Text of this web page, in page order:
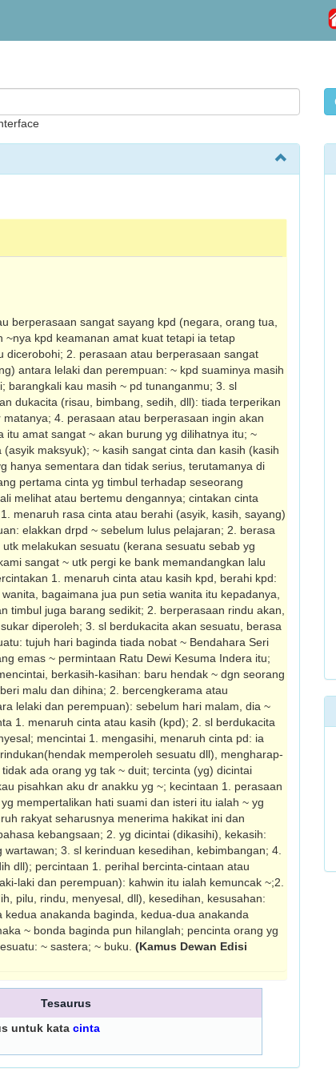
berperasaan sangat sayang kpd (negara, orang tua,
~nya kpd keamanan amat kuat tetapi ia tetap
dicerobohi; 2. perasaan atau berperasaan sangat
antara lelaki dan perempuan: ~ kpd suaminya masih
barangkali kau masih ~ pd tunanganmu; 3. sl
dukacita (risau, bimbang, sedih, dll): tiada terperikan
4. perasaan atau berperasaan ingin akan
itu amat sangat ~ akan burung yg dilihatnya itu; ~
maksyuk); ~ kasih sangat cinta dan kasih (kasih
hanya sementara dan tidak serius, terutamanya di
pertama cinta yg timbul terhadap seseorang
melihat atau bertemu dengannya; cintakan cinta
menaruh rasa cinta atau berahi (asyik, kasih, sayang)
elakkan drpd ~ sebelum lulus pelajaran; 2. berasa
melakukan sesuatu (kerana sesuatu sebab yg
sangat ~ utk pergi ke bank memandangkan lalu
1. menaruh cinta atau kasih kpd, berahi kpd:
bagaimana jua pun setia wanita itu kepadanya,
timbul juga barang sedikit; 2. berperasaan rindu akan,
diperoleh; 3. sl berdukacita akan sesuatu, berasa
tujuh hari baginda tiada nobat ~ Bendahara Seri
emas ~ permintaan Ratu Dewi Kesuma Indera itu;
berkasih-­kasihan: baru hendak ~ dgn seorang
malu dan dihina; 2. bercengkerama atau
lelaki dan perempuan): sebelum hari malam, dia ~
1. menaruh cinta atau kasih (kpd); 2. sl berdukacita
mencintai 1. mengasihi, menaruh cinta pd: ia
memperoleh sesuatu dll), mengharap­
ada orang yg tak ~ duit; tercinta (yg) dicintai
pisahkan aku dr anakku yg ~; kecintaan 1. perasaan
mempertalikan hati suami dan isteri itu ialah ~ yg
rakyat seharusnya menerima hakikat ini dan
kebangsaan; 2. yg dicintai (dikasihi), kekasih:
3. sl kerinduan kesedihan, kebimbangan; 4.
dll); percintaan 1. perihal bercinta-cintaan atau
laki dan perempuan): kahwin itu ialah kemuncak ~;2.
pilu, rindu, menyesal, dll), kesedihan, kesusahan:
kedua anakanda baginda, kedua-dua anakanda
~ bonda baginda pun hilanglah; pencinta orang yg
~ sastera; ~ buku. (Kamus Dewan Edisi
Tesaurus
untuk kata cinta